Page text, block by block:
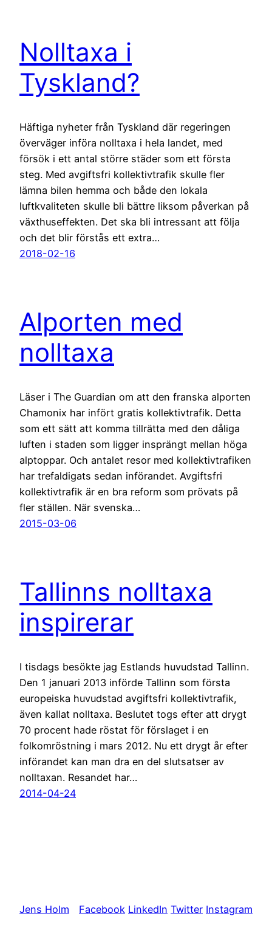
Nolltaxa i
Tyskland?
Häftiga nyheter från Tyskland där regeringen
överväger införa nolltaxa i hela landet, med
försök i ett antal större städer som ett första
steg. Med avgiftsfri kollektivtrafik skulle fler
lämna bilen hemma och både den lokala
luftkvaliteten skulle bli bättre liksom påverkan på
växthuseffekten. Det ska bli intressant att följa
och det blir förstås ett extra…
2018-02-16
Alporten med
nolltaxa
Läser i The Guardian om att den franska alporten
Chamonix har infört gratis kollektivtrafik. Detta
som ett sätt att komma tillrätta med den dåliga
luften i staden som ligger insprängt mellan höga
alptoppar. Och antalet resor med kollektivtrafiken
har trefaldigats sedan införandet. Avgiftsfri
kollektivtrafik är en bra reform som prövats på
fler ställen. När svenska…
2015-03-06
Tallinns nolltaxa
inspirerar
I tisdags besökte jag Estlands huvudstad Tallinn.
Den 1 januari 2013 införde Tallinn som första
europeiska huvudstad avgiftsfri kollektivtrafik,
även kallat nolltaxa. Beslutet togs efter att drygt
70 procent hade röstat för förslaget i en
folkomröstning i mars 2012. Nu ett drygt år efter
införandet kan man dra en del slutsatser av
nolltaxan. Resandet har…
2014-04-24
Jens Holm Facebook LinkedIn Twitter Instagram